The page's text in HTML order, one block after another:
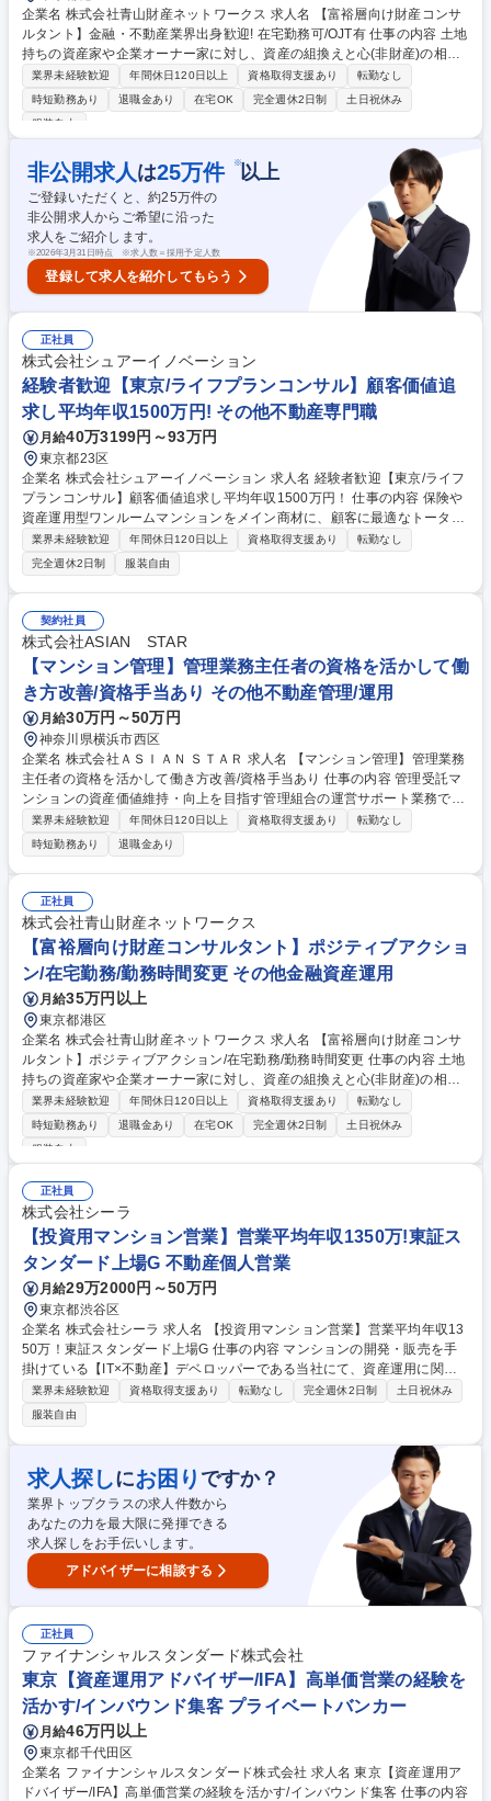
企業名 株式会社青山財産ネットワークス 求人名 【富裕層向け財産コンサ
ルタント】金融・不動産業界出身歓迎! 在宅勤務可/OJT有 仕事の内容 土地
持ちの資産家や企業オーナー家に対し、資産の組換えと心(非財産)の相続
を軸とした総合財産コンサルティングを行います。30年のノウハウを凝縮
した"5つの視点"を用い、問題抽出から課題整理、資産防衛のグラン ドデ
ザイン立案、実行支援までを一気通貫で担当。独立系の強みを活かし、全
ヒアリングに基づく財産の流動化・配分適正化 ■不動産/金融商品/保険等
の現状把握(財産の棚卸し)と目的に応じた組換え ■自社株式の相続税評価
額の算出と適正化に向けた対策立案 ■紹介者(金融機関等)との顧客開拓の
企画と実行 ■セミナーや勉強会講師の実行等 募集職種 【富裕層向け財産
コンサルタント】金融・不動産業界出身歓迎! 在宅勤務可/OJT有
業界未経験歓迎 年間休日120日以上 資格取得支援あり
転勤なし
時短勤務あり
退職金あり 在宅OK 完全週休2日制
土日祝休み
服装自由
非公開求人 は25万件 ※以上
ご登録いただくと、約25万件の
非公開求人からご希望に沿った
求人をご紹介します。
※2026年3月31日時点 ※求人数＝採用予定人数
登録して求人を紹介してもらう
正社員
株式会社シュアーイノベーション
経験者歓迎【東京/ライフプランコンサル】顧客価値追
求し平均年収1500万円! その他不動産専門職
月給40万3199円～93万円
東京都23区
企業名 株式会社シュアーイノベーション 求人名 経験者歓迎【東京/ライフ
プランコンサル】顧客価値追求し平均年収1500万円！ 仕事の内容 保険や
資産運用型ワンルームマンションをメイン商材に、顧客に最適なトータル
ライフプランニングをお任せします。月間100万PVの自社メディア等によ
る完全インバウンド集客の為、飛び込み営業は発生しません。 ■入社後3
ヶ月～半年程はインサイドセールスとして経験を積んでいただきます。具
体的には、Web広告等から興味を持たれたお客様に対しコンタクトを取
り、プランナーとの商談を設定する業務を通じて、当社のビジネスモデル
や商品知識を習得いただきます。 ■研修期間後はファイナンシャルプラン
ナーとしてデビューし、お客様の生涯設計プランに則した提案～クロージ
ングまでを担っていただきます。 ※変更の範囲：当社業務全般 募集職種
経験者歓迎【東京/ライフプランコンサル】顧客価値追求し平均年収1500
万円！
業界未経験歓迎 年間休日120日以上 資格取得支援あり
転勤なし
完全週休2日制
服装自由
契約社員
株式会社ASIAN STAR
【マンション管理】管理業務主任者の資格を活かして働
き方改善/資格手当あり その他不動産管理/運用
月給30万円～50万円
神奈川県横浜市西区
企業名 株式会社ＡＳＩＡＮ ＳＴＡＲ 求人名 【マンション管理】管理業務
主任者の資格を活かして働き方改善/資格手当あり 仕事の内容 管理受託マ
ンションの資産価値維持・向上を目指す管理組合の運営サポート業務で
す。理事会や総会の運営補助、収支報告、修繕提案などを通じて、居住者
様が安心できる住環境の整備を推進していただきます。 【主な仕事内容】
■理事会・総会の開催準備および当日の進行サポート■会議資料、議事録、
収支報告書、予算案の作成■外部業者の定期巡回報告書の確認と設備不具
合のチェック■管理員との連携による現地情報の共有■老朽化した設備の修
繕計画や住環境向上に資する設備導入の提案■居住者様や取引先企業との
電話・メール対応■修繕工事の発注および進行管理業務 ※建物に改変を加
える業務はございません 募集職種 【マンション管理】管理業務主任者の
資格を活かして働き方改善/資格手当あり
業界未経験歓迎 年間休日120日以上 資格取得支援あり
転勤なし
時短勤務あり
退職金あり
正社員
株式会社青山財産ネットワークス
【富裕層向け財産コンサルタント】ポジティブアクショ
ン/在宅勤務/勤務時間変更 その他金融資産運用
月給35万円以上
東京都港区
企業名 株式会社青山財産ネットワークス 求人名 【富裕層向け財産コンサ
ルタント】ポジティブアクション/在宅勤務/勤務時間変更 仕事の内容 土地
持ちの資産家や企業オーナー家に対し、資産の組換えと心(非財産)の相続
を軸とした総合財産コンサルティングを行います。30年のノウハウを凝縮
した"5つの視点"を用い、問題抽出から課題整理、資産防衛のグラン ドデ
ザイン立案、実行支援までを一気通貫で担当。独立系の強みを活かし、全
ヒアリングに基づく財産の流動化・配分適正化 ■不動産/金融商品/保険等
の現状把握(財産の棚卸し)と目的に応じた組換え ■自社株式の相続税評価
額の算出と適正化に向けた対策立案 ■紹介者(金融機関等)との顧客開拓の
企画と実行 ■セミナーや勉強会講師の実行等 募集職種 【富裕層向け財産
コンサルタント】ポジティブアクション/在宅勤務/勤務時間変更
業界未経験歓迎 年間休日120日以上 資格取得支援あり
転勤なし
時短勤務あり
退職金あり 在宅OK 完全週休2日制
土日祝休み
服装自由
正社員
株式会社シーラ
【投資用マンション営業】営業平均年収1350万!東証ス
タンダード上場G 不動産個人営業
月給29万2000円～50万円
東京都渋谷区
企業名 株式会社シーラ 求人名 【投資用マンション営業】営業平均年収13
50万！東証スタンダード上場G 仕事の内容 マンションの開発・販売を手
掛けている【IT×不動産】デベロッパーである当社にて、資産運用に関心
のあるお客様に対して、当社が開発する投資用マンションブランド「SYF
ORME（シーフォルム）」シリーズ及び中古投 資用マンションの商品説明
から引渡しまで一貫してご担当いただきます。企業理念でもある「プロで
ある自分達が欲しいと思う価値を創る。」を信条として創られた高級感の
あるワンルームマンションは、知名度も高く、入居率は脅威の99％を誇り
ます！ ★当社は東証スタンダード上場企業のグループ会社であり「財務安
定基盤×急成長中のプロップテック企業」です。 ※変更の範囲：当社業務
全般 募集職種 【投資用マンション営業】営業平均年収1350万！東証スタ
ンダード上場G
業界未経験歓迎 資格取得支援あり 転勤なし 完全週休2日制
土日祝休み
服装自由
求人探しにお困り ですか？
業界トップクラスの求人件数から
あなたの力を最大限に発揮できる
求人探しをお手伝いします。
アドバイザーに相談する
正社員
ファイナンシャルスタンダード株式会社
東京【資産運用アドバイザー/IFA】高単価営業の経験を
活かす/インバウンド集客 プライベートバンカー
月給46万円以上
東京都千代田区
企業名 ファイナンシャルスタンダード株式会社 求人名 東京【資産運用ア
ドバイザー/IFA】高単価営業の経験を活かす/インバウンド集客 仕事の内容